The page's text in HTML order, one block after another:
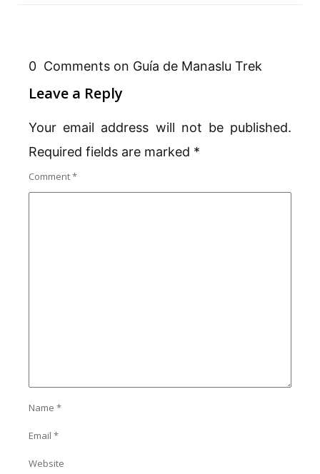
0 Comments on Guía de Manaslu Trek
Leave a Reply
Your email address will not be published.
Required fields are marked *
Comment*
Name *
Email *
Website